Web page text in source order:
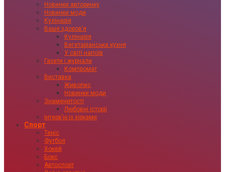
Новинки авторинку
Новинки моди
Кулінарія
Ваше здоровʼя
Кулінарія
Вегетаріанська кухня
У світі напоїв
Газети і журнали
Компромат
Виставка
Живопис
Новинки моди
Знаменитості
Любовні історії
Інтервʼю із зірками
Спорт
Теніс
Футбол
Хокей
Бокс
Автоспорт